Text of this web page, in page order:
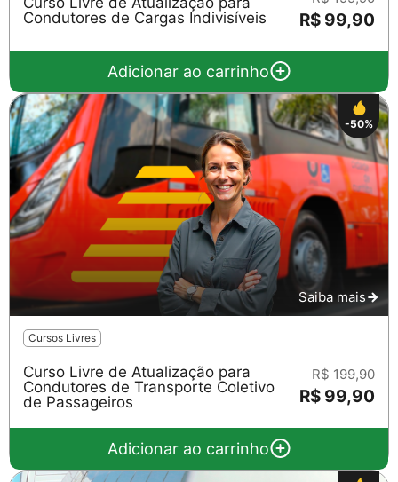
Condutores de Cargas Indivisíveis
R$ 99,90
Adicionar ao carrinho
-50%
Saiba mais
Cursos Livres
Curso Livre de Atualização para
Condutores de Transporte Coletivo
de Passageiros
R$ 199,90
R$ 99,90
Adicionar ao carrinho